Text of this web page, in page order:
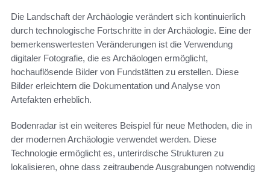
Die Landschaft der Archäologie verändert sich kontinuierlich
durch technologische Fortschritte in der Archäologie. Eine der
bemerkenswertesten Veränderungen ist die Verwendung
digitaler Fotografie, die es Archäologen ermöglicht,
hochauflösende Bilder von Fundstätten zu erstellen. Diese
Bilder erleichtern die Dokumentation und Analyse von
Artefakten erheblich.
Bodenradar ist ein weiteres Beispiel für neue Methoden, die in
der modernen Archäologie verwendet werden. Diese
Technologie ermöglicht es, unterirdische Strukturen zu
lokalisieren, ohne dass zeitraubende Ausgrabungen notwendig